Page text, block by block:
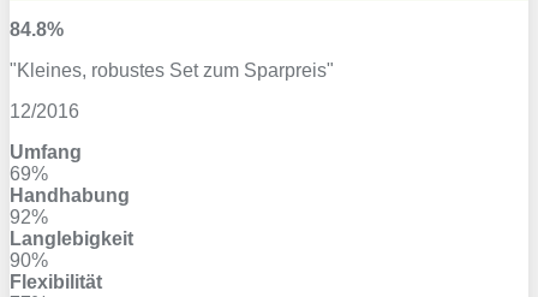
84.8%
"Kleines, robustes Set zum Sparpreis"
12/2016
Umfang
69%
Handhabung
92%
Langlebigkeit
90%
Flexibilität